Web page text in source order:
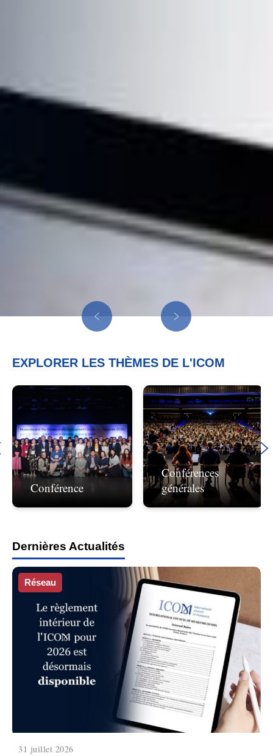
EXPLORER LES THÈMES DE L'ICOM
Conférence
Conférences
générales
Dernières Actualités
Réseau
31 juillet 2026